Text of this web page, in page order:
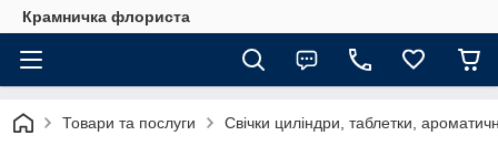
Крамничка флориста
Товари та послуги Свічки циліндри, таблетки,